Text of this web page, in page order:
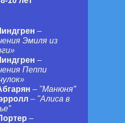
–
Эмиля из
–
Пеппи
– "Манюня”
– "Алиса в
–